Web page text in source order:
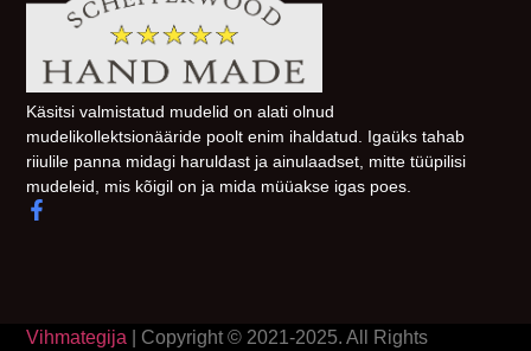
Käsitsi valmistatud mudelid on alati olnud
mudelikollektsionääride poolt enim ihaldatud. Igaüks tahab
riiulile panna midagi haruldast ja ainulaadset, mitte tüüpilisi
mudeleid, mis kõigil on ja mida müüakse igas poes.
Vihmategija | Copyright © 2021-2025. All Rights